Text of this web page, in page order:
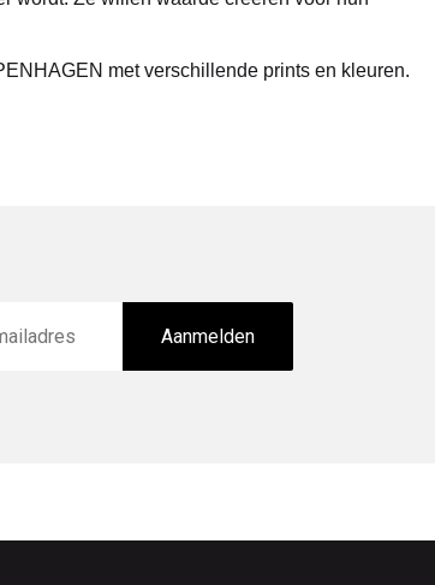
met verschillende prints en kleuren.
Aanmelden